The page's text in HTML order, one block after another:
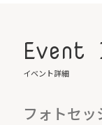
Event
イベント詳細
フォトセッ